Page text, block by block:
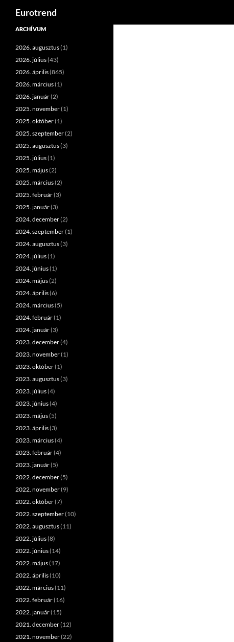
Kilépés
Eurotrend
ARCHÍVUM
2026. augusztus(1)
2026. július(43)
2026. április(865)
2026. március(1)
2026. január(2)
2025. november(1)
2025. október(1)
2025. szeptember(2)
2025. augusztus(3)
2025. július(1)
2025. május(2)
2025. március(2)
2025. február(3)
2025. január(3)
2024. december(2)
2024. szeptember(1)
2024. augusztus(3)
2024. július(1)
2024. június(1)
2024. május(2)
2024. április(6)
2024. március(5)
2024. február(1)
2024. január(3)
2023. december(4)
2023. november(1)
2023. október(1)
2023. augusztus(3)
2023. július(4)
2023. június(4)
2023. május(5)
2023. április(3)
2023. március(4)
2023. február(4)
2023. január(5)
2022. december(5)
2022. november(9)
2022. október(7)
2022. szeptember(10)
2022. augusztus(11)
2022. július(8)
2022. június(14)
2022. május(17)
2022. április(10)
2022. március(11)
2022. február(16)
2022. január(15)
2021. december(12)
2021. november(22)